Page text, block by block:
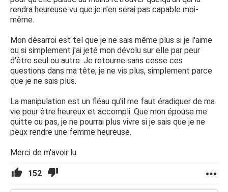
rendra heureuse vu que je n'en serai pas capable moi-
même.
Mon désarroi est tel que je ne sais même plus si je l'aime
ou si simplement j'ai jeté mon dévolu sur elle par peur
d'être seul ou autre. Je retourne sans cesse ces
questions dans ma tête, je ne vis plus, simplement parce
que je ne sais plus.
La manipulation est un fléau qu'il me faut éradiquer de ma
vie pour être heureux et accompli. Que mon épouse me
quitte ou pas, je ne pourrai plus vivre si je sais que je ne
peux rendre une femme heureuse.
Merci de m'avoir lu.
152